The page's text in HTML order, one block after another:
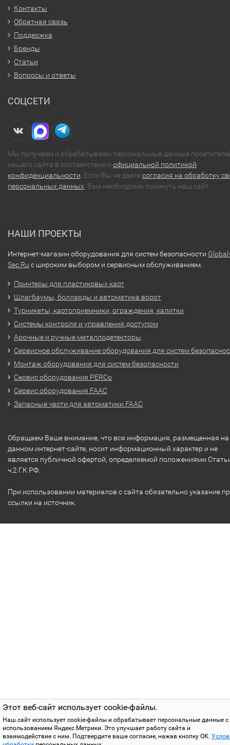
Этот веб-сайт использует cookie-файлы.
Наш сайт использует cookie-файлы и обрабатывает персональные данные с
использованием Яндекс Метрики. Это улучшает работу сайта и
взаимодействие с ним. Подтвердите ваше согласие, нажав кнопку ОК.
Контакты
Обратная связь
Поддержка
Бренды
Статьи
Вопросы и ответы
СОЦСЕТИ
Мы получаем и обрабатываем персональные данные
нашего сайта в соответствии софициальной политикой
конфиденциальности. Если Вы не даетесогласия на обработку
персональных данных, Вам необходимо покинуть наш сайт.
НАШИ ПРОЕКТЫ
Интернет-магазин оборудования для систем безопасности Global-
Sec.Ru с широким выбором и сервисным обслуживанием.
Принтеры для пластиковых карт
Шлагбаумы, болларды и автоматика ворот
Турникеты, картоприемники, ограждения, калитки
Системы контроля и управления доступом
Арочные и ручные металлодетекторы
Сервисное обслуживание оборудования для систем
Монтаж оборудования для систем безопасности
Сервис оборудования PERCo
Сервис оборудования FAAC
Запасные части для автоматики FAAC
Обращаем Ваше внимание, что вся информация, размещенная на
данном интернет-сайте, носит информационный характер и не
является публичной офертой, определяемой положениями
ч.2 ГК РФ.
При использовании материалов с сайта обязательно указание
ссылки на источник.